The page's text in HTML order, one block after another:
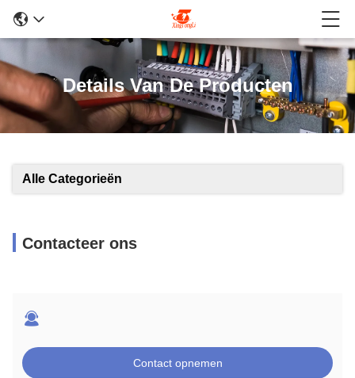
Details Van De Producten
Alle Categorieën
Contacteer ons
Contact opnemen